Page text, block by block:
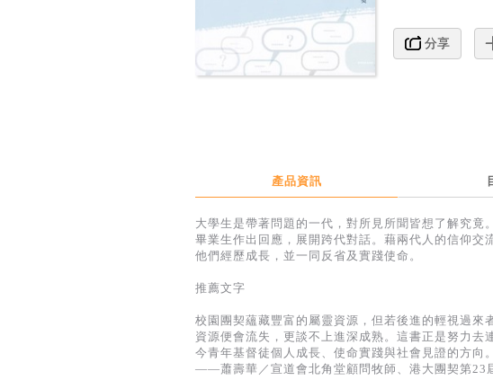
分享
產品資訊
大學生是帶著問題的一代，對所見所聞皆想了解究
畢業生作出回應，展開跨代對話。藉兩代人的信仰
他們經歷成長，並一同反省及實踐使命。
推薦文字
校園團契蘊藏豐富的屬靈資源，但若後進的輕視過
資源便會流失，更談不上進深成熟。這書正是努力
今青年基督徒個人成長、使命實踐與社會見證的方向
——蕭壽華／宣道會北角堂顧問牧師、港大團契第23